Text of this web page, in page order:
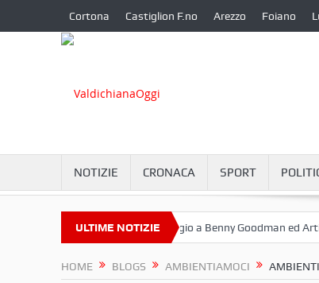
Cortona Castiglion F.no Arezzo Foiano
NOTIZIE CRONACA SPORT
ULTIME NOTIZIE
a Camucia? Omaggio a Benny Goodman ed Artie Shaw
HOME BLOGS AMBIENTIAMOCI